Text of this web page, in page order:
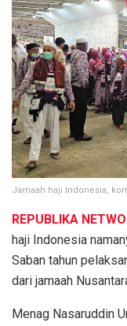
Jamaah haji Indonesia,
REPUBLIKA
haji Indonesia
Saban tahun
dari jamaah
Menag Nasaruddin